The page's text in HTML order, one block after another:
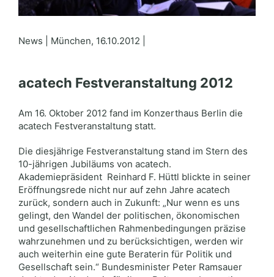
News | München, 16.10.2012 |
acatech Festveranstaltung 2012
Am 16. Oktober 2012 fand im Konzerthaus Berlin die
acatech Festveranstaltung statt.
Die diesjährige Festveranstaltung stand im Stern des
10-jährigen Jubiläums von acatech.
Akademiepräsident Reinhard F. Hüttl blickte in seiner
Eröffnungsrede nicht nur auf zehn Jahre acatech
zurück, sondern auch in Zukunft: „Nur wenn es uns
gelingt, den Wandel der politischen, ökonomischen
und gesellschaftlichen Rahmenbedingungen präzise
wahrzunehmen und zu berücksichtigen, werden wir
auch weiterhin eine gute Beraterin für Politik und
Gesellschaft sein.“ Bundesminister Peter Ramsauer